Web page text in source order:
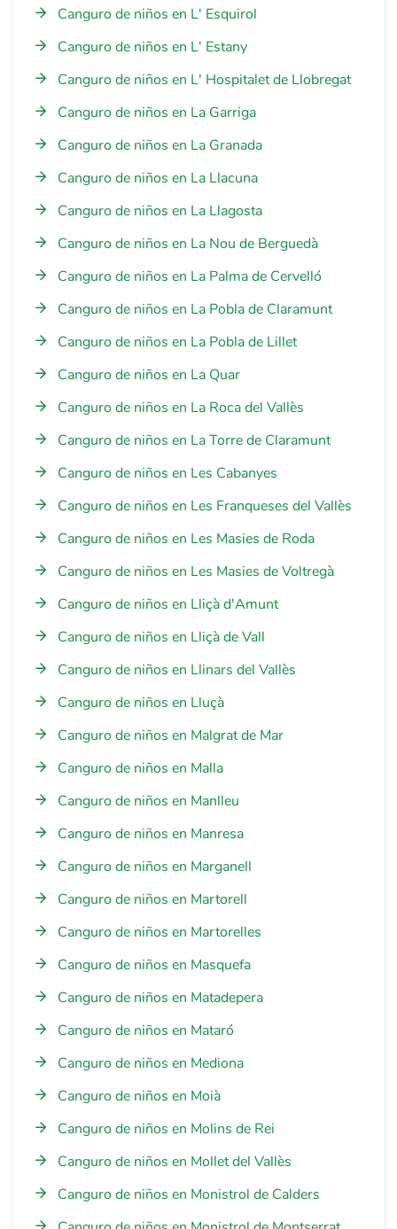
Canguro de niños en L' Esquirol
Canguro de niños en L' Estany
Canguro de niños en L' Hospitalet de Llobregat
Canguro de niños en La Garriga
Canguro de niños en La Granada
Canguro de niños en La Llacuna
Canguro de niños en La Llagosta
Canguro de niños en La Nou de Berguedà
Canguro de niños en La Palma de Cervelló
Canguro de niños en La Pobla de Claramunt
Canguro de niños en La Pobla de Lillet
Canguro de niños en La Quar
Canguro de niños en La Roca del Vallès
Canguro de niños en La Torre de Claramunt
Canguro de niños en Les Cabanyes
Canguro de niños en Les Franqueses del Vallès
Canguro de niños en Les Masies de Roda
Canguro de niños en Les Masies de Voltregà
Canguro de niños en Lliçà d'Amunt
Canguro de niños en Lliçà de Vall
Canguro de niños en Llinars del Vallès
Canguro de niños en Lluçà
Canguro de niños en Malgrat de Mar
Canguro de niños en Malla
Canguro de niños en Manlleu
Canguro de niños en Manresa
Canguro de niños en Marganell
Canguro de niños en Martorell
Canguro de niños en Martorelles
Canguro de niños en Masquefa
Canguro de niños en Matadepera
Canguro de niños en Mataró
Canguro de niños en Mediona
Canguro de niños en Moià
Canguro de niños en Molins de Rei
Canguro de niños en Mollet del Vallès
Canguro de niños en Monistrol de Calders